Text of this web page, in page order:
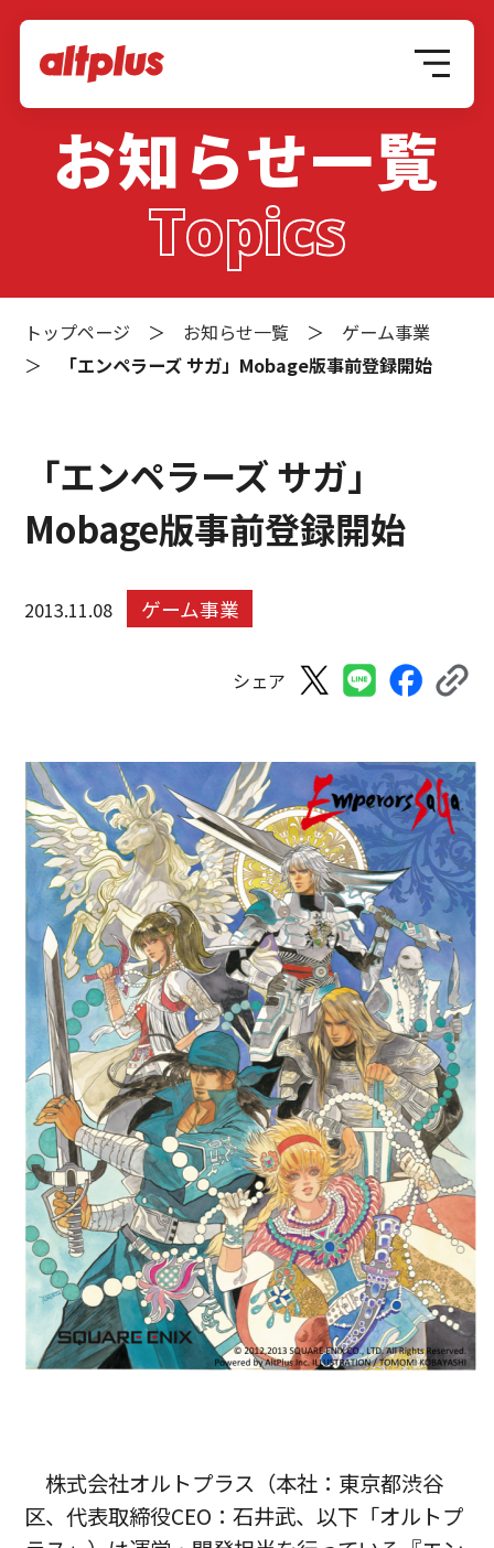
お知らせ一覧
Topics
トップページ ＞ お知らせ一覧 ＞ ゲーム事業
＞
「エンペラーズ サガ」Mobage版事前登録開始
「エンペラーズ サガ」
Mobage版事前登録開始
2013.11.08 ゲーム事業
シェア
株式会社オルトプラス（本社：東京都渋谷
区、代表取締役CEO：石井武、以下「オルトプ